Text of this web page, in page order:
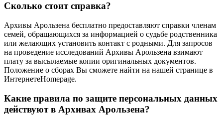
Сколько стоит справка?
Архивы Арользена бесплатно предоставляют справки членам
семей, обращающихся за информацией о судьбе родственника
или желающих установить контакт с родными. Для запросов
на проведение исследований Архивы Арользена взимают
плату за высылаемые копии оригинальных документов.
Положение о сборах Вы сможете найти на нашей странице в
ИнтернетeHomepage.
Какие правила по защите персональных данных
действуют в Архивах Арользена?